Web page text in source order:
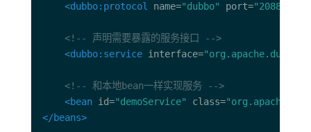
<dubbo:protocol
name="dubbo" port="20880"
<!-- 声明需要暴露的服务接口 -->
<dubbo:service interface=
<!-- 和本地bean一样实现服务 -->
<bean id="demoService" class=
</beans>